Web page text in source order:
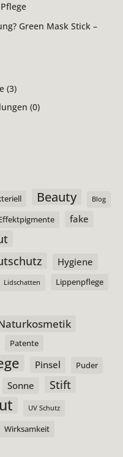
Green Mask Stick –
(3)
(0)
Beauty Blog
fake
Hygiene
Lidschatten
Lippenpflege
Patente
Pinsel
Puder
Sonne Stift
UV Schutz
Wirksamkeit